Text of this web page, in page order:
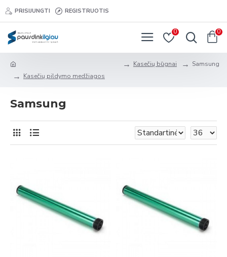
PRISIJUNGTI REGISTRUOTIS
0 0
Kasečių pildymo medžiagos
Kasečių būgnai Samsung
Samsung